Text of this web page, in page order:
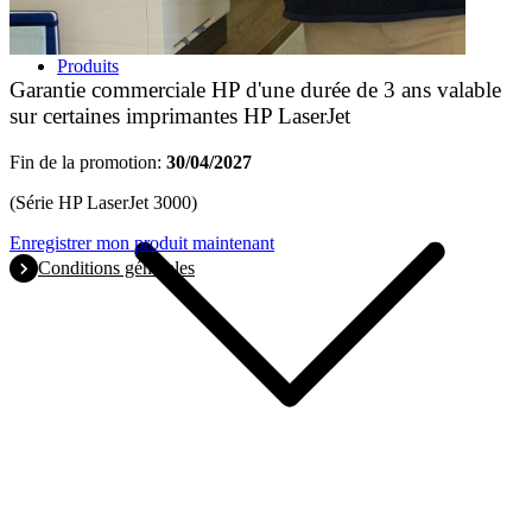
Produits
Garantie commerciale HP d'une durée de 3 ans valable
sur certaines imprimantes HP LaserJet
Fin de la promotion: 30/04/2027
(Série HP LaserJet 3000)
Enregistrer mon produit maintenant
Conditions générales